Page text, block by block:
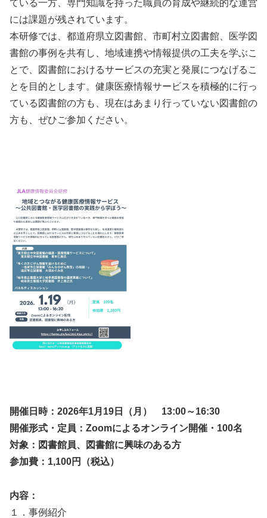
ている一方、専門知識を持った職員の育成や継続的な運営
には課題が残されています。
本研修では、都道府県立図書館、市町村立図書館、医学図
書館の事例を共有し、地域連携や情報提供の工夫を学ぶこ
とで、図書館におけるサービスの充実と発展につなげるこ
とを目的とします。健康医療情報サービスを積極的に行っ
ている図書館の方も、現在はあまり行っていない図書館の
方も、ぜひご参加ください。
開催日時：2026年1月19日（月） 13:00～16:30
開催形式・定員：Zoomによるオンライン開催・100名
対象：図書館員、図書館に興味のある方
参加費：1,100円（税込）
内容：
１．事例紹介